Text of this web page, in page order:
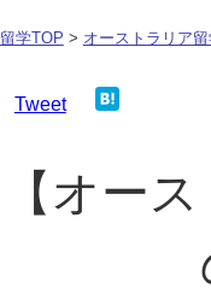
留学TOP > オーストラリア
Tweet
【オー